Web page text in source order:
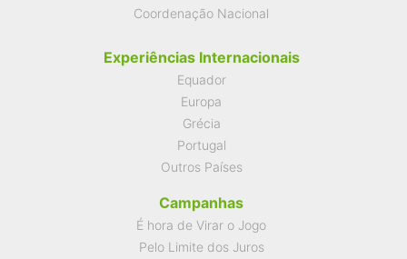
Coordenação Nacional
Experiências Internacionais
Equador
Europa
Grécia
Portugal
Outros Países
Campanhas
É hora de Virar o Jogo
Pelo Limite dos Juros